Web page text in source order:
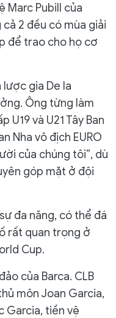
Marc Pubill của
2 đều có mùa giải
để trao cho họ cơ
lược gia De la
Ông từng làm
U19 và U21 Tây Ban
Nha vô địch EURO
của chúng tôi”, dù
góp mặt ở đội
đa năng, có thể đá
rất quan trọng ở
Cup.
của Barca. CLB
môn Joan Garcia,
Garcia, tiền vệ